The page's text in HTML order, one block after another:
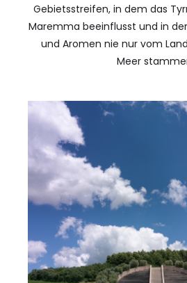
Gebietsstreifen, in dem das
Maremma beeinflusst und in
und Aromen nie nur vom
Meer